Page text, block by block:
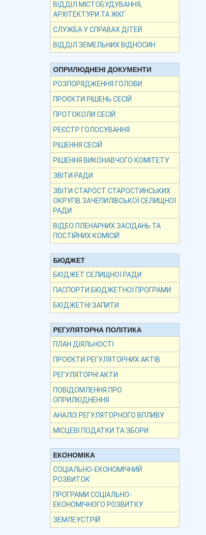
ВІДДІЛ МІСТОБУДУВАННЯ,
АРХІТЕКТУРИ ТА ЖКГ
СЛУЖБА У СПРАВАХ ДІТЕЙ
ВІДДІЛ ЗЕМЕЛЬНИХ ВІДНОСИН
ОПРИЛЮДНЕНІ ДОКУМЕНТИ
РОЗПОРЯДЖЕННЯ ГОЛОВИ
ПРОЄКТИ РІШЕНЬ СЕСІЙ
ПРОТОКОЛИ СЕСІЙ
РЕЄСТР ГОЛОСУВАННЯ
РІШЕННЯ СЕСІЙ
РІШЕННЯ ВИКОНАВЧОГО КОМІТЕТУ
ЗВІТИ РАДИ
ЗВІТИ СТАРОСТ СТАРОСТИНСЬКИХ
ОКРУГІВ ЗАЧЕПИЛІВСЬКОЇ СЕЛИЩНОЇ
РАДИ
ВІДЕО ПЛЕНАРНИХ ЗАСІДАНЬ ТА
ПОСТІЙНИХ КОМІСІЙ
БЮДЖЕТ
БЮДЖЕТ СЕЛИЩНОЇ РАДИ
ПАСПОРТИ БЮДЖЕТНОЇ ПРОГРАМИ
БЮДЖЕТНІ ЗАПИТИ
РЕГУЛЯТОРНА ПОЛІТИКА
ПЛАН ДІЯЛЬНОСТІ
ПРОЄКТИ РЕГУЛЯТОРНИХ АКТІВ
РЕГУЛЯТОРНІ АКТИ
ПОВІДОМЛЕННЯ ПРО
ОПРИЛЮДНЕННЯ
АНАЛІЗ РЕГУЛЯТОРНОГО ВПЛИВУ
МІСЦЕВІ ПОДАТКИ ТА ЗБОРИ
ЕКОНОМІКА
СОЦІАЛЬНО-ЕКОНОМІЧНИЙ
РОЗВИТОК
ПРОГРАМИ СОЦІАЛЬНО-
ЕКОНОМІЧНОГО РОЗВИТКУ
ЗЕМЛЕУСТРІЙ